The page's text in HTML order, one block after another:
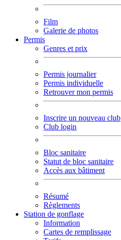
Film
Galerie de photos
Permis
Genres et prix
Permis journalier
Permis individuelle
Retrouver mon permis
Inscrire un nouveau club
Club login
Bloc sanitaire
Statut de bloc sanitaire
Accès aux bâtiment
Résumé
Règlements
Station de gonflage
Information
Cartes de remplissage